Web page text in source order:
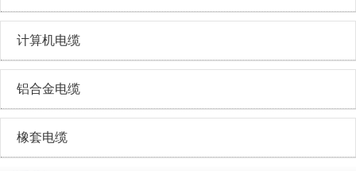
计算机电缆
铝合金电缆
橡套电缆